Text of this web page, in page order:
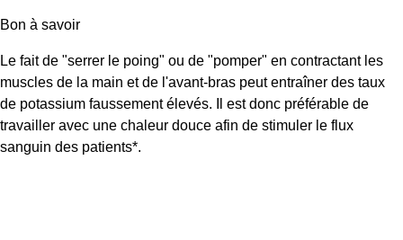
Bon à savoir
Le fait de "serrer le poing" ou de "pomper" en contractant les
muscles de la main et de l'avant-bras peut entraîner des taux
de potassium faussement élevés. Il est donc préférable de
travailler avec une chaleur douce afin de stimuler le flux
sanguin des patients*.